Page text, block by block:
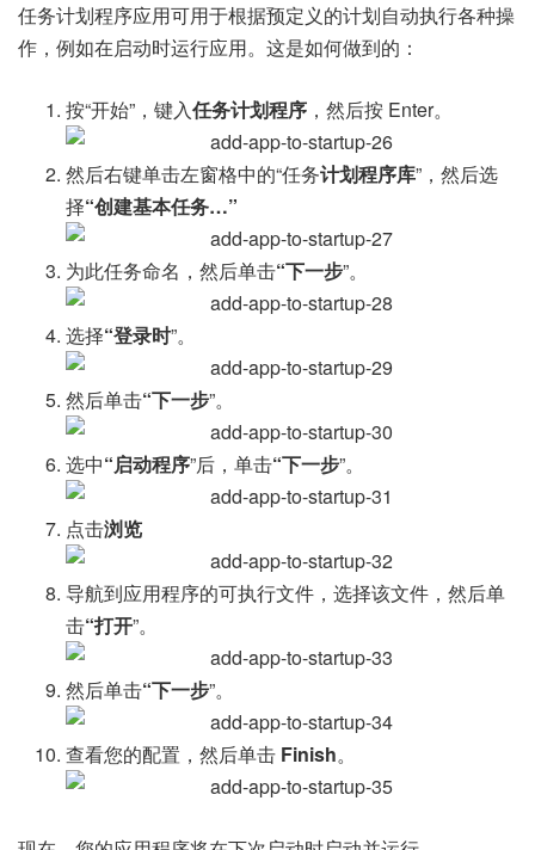
任务计划程序应用可用于根据预定义的计划自动执行各种操
作，例如在启动时运行应用。这是如何做到的：
按“开始”，键入任务计划程序 ，然后按 Enter。
然后右键单击左窗格中的“任务计划程序库”，然后选
择“创建基本任务…”
为此任务命名，然后单击“下一步”。
选择“登录时”。
然后单击“下一步”。
选中“启动程序”后，单击“下一步”。
点击浏览
导航到应用程序的可执行文件，选择该文件，然后单
击“打开”。
然后单击“下一步”。
查看您的配置，然后单击 Finish。